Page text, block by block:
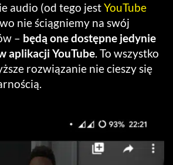
audio (od tego jestYouTube
nie ściągniemy na swój
– będą one dostępne jedynie
aplikacji YouTube. To wszystko
rozwiązanie nie cieszy się